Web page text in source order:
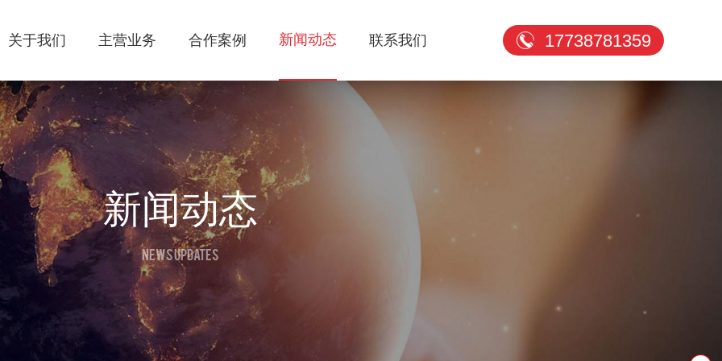
关于我们 主营业务 合作案例 新闻动态 联系我们 17738781359
新闻动态
NEWS UPDATES